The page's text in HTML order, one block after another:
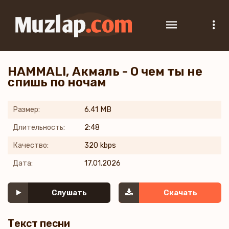
HAMMALI, Акмаль - О чем ты не
спишь по ночам
Размер: 6.41 MB
Длительность: 2:48
Качество: 320 kbps
Дата: 17.01.2026
Слушать Скачать
Текст песни